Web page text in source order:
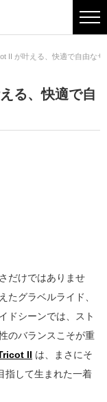
II が叶える、快適で自由な
る、快適で自
だけではありませ
たグラベルライド、
ドシーンでは、スト
のバランスこそが重
II は、まさにそ
指して生まれた一着